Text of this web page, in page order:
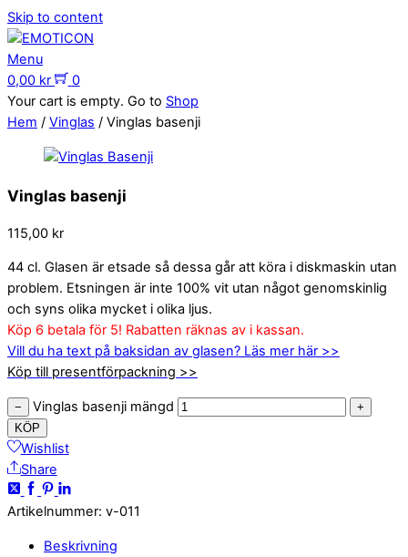
Skip to content
Menu
0,00 kr
0
Your cart is empty. Go to Shop
Hem / Vinglas / Vinglas basenji
Vinglas basenji
115,00 kr
44 cl. Glasen är etsade så dessa går att köra i diskmaskin utan
problem. Etsningen är inte 100% vit utan något genomskinlig
och syns olika mycket i olika ljus.
Köp 6 betala för 5! Rabatten räknas av i kassan.
Vill du ha text på baksidan av glasen? Läs mer här >>
Köp till presentförpackning >>
− Vinglas basenji mängd
+
KÖP
Wishlist
Share
Artikelnummer: v-011
Beskrivning